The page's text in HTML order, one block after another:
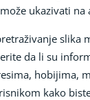
ukazivati na
da li su
hobijima,
kako